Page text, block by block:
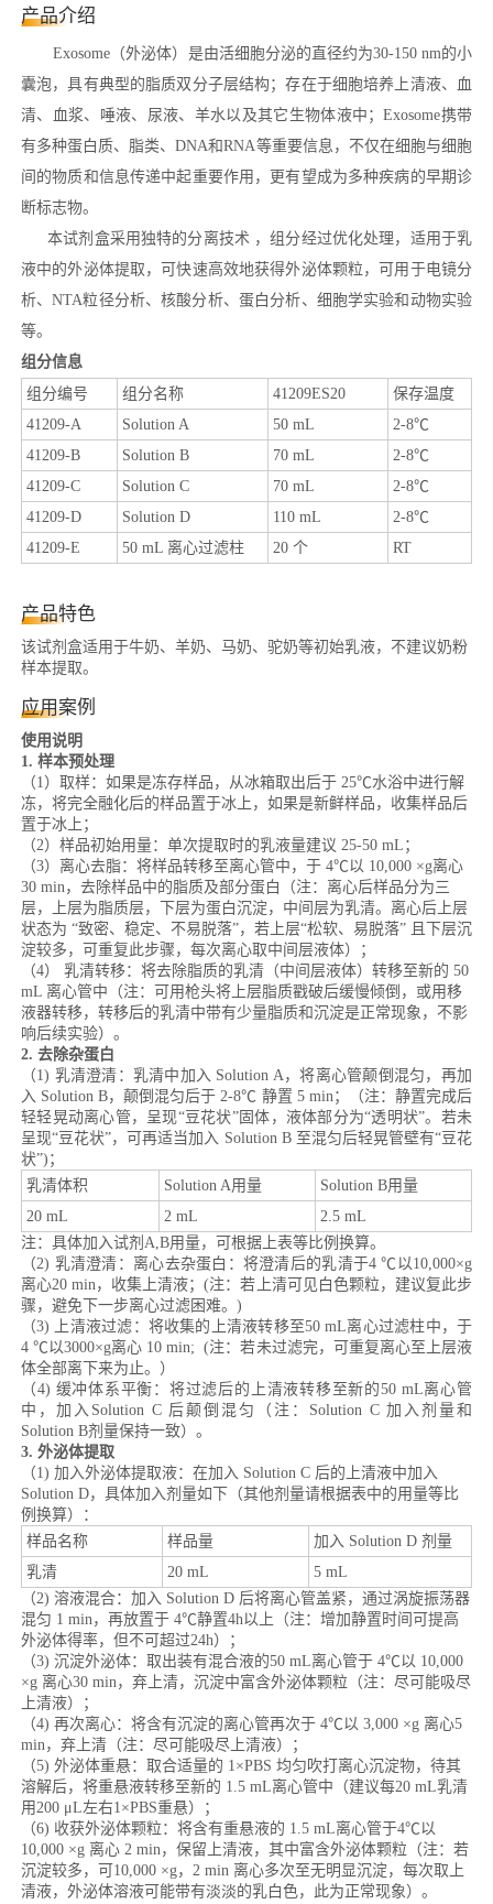
产品介绍
Exosome（外泌体）是由活细胞分泌的直径约为30-150 nm的小
囊泡，具有典型的脂质双分子层结构；存在于细胞培养上清液、血
清、血浆、唾液、尿液、羊水以及其它生物体液中；Exosome携带
有多种蛋白质、脂类、DNA和RNA等重要信息，不仅在细胞与细胞
间的物质和信息传递中起重要作用，更有望成为多种疾病的早期诊
断标志物。
本试剂盒采用独特的分离技术 ，组分经过优化处理，适用于乳
液中的外泌体提取，可快速高效地获得外泌体颗粒，可用于电镜分
析、NTA粒径分析、核酸分析、蛋白分析、细胞学实验和动物实验
等。
组分信息
组分编号
组分名称 41209ES20
保存温度
41209-A
Solution A 50 mL
2-8℃
41209-B
Solution B 70 mL
2-8℃
41209-C
Solution C 70 mL
2-8℃
41209-D
Solution D 110 mL
2-8℃
41209-E
50 mL 离心过滤柱 20 个 RT
产品特色
该试剂盒适用于牛奶、羊奶、马奶、驼奶等初始乳液，不建议奶粉
样本提取。
应用案例
使用说明
1. 样本预处理
（1）取样：如果是冻存样品，从冰箱取出后于 25℃水浴中进行解
冻，将完全融化后的样品置于冰上，如果是新鲜样品，收集样品后
置于冰上；
（2）样品初始用量：单次提取时的乳液量建议 25-50 mL；
（3）离心去脂：将样品转移至离心管中，于 4℃以 10,000 ×g离心
30 min，去除样品中的脂质及部分蛋白（注：离心后样品分为三
层，上层为脂质层，下层为蛋白沉淀，中间层为乳清。离心后上层
状态为 “致密、稳定、不易脱落”，若上层“松软、易脱落” 且下层沉
淀较多，可重复此步骤，每次离心取中间层液体）；
（4） 乳清转移：将去除脂质的乳清（中间层液体）转移至新的 50
mL 离心管中（注：可用枪头将上层脂质戳破后缓慢倾倒，或用移
液器转移，转移后的乳清中带有少量脂质和沉淀是正常现象，不影
响后续实验）。
2. 去除杂蛋白
（1) 乳清澄清：乳清中加入 Solution A，将离心管颠倒混匀，再加
入 Solution B，颠倒混匀后于 2-8℃ 静置 5 min；（注：静置完成后
轻轻晃动离心管，呈现“豆花状”固体，液体部分为“透明状”。若未
呈现“豆花状”，可再适当加入 Solution B 至混匀后轻晃管壁有“豆花
状”)；
乳清体积
Solution A用量
Solution B用量
20 mL
2 mL
2.5 mL
注：具体加入试剂A,B用量，可根据上表等比例换算。
（2) 乳清澄清：离心去杂蛋白：将澄清后的乳清于4 ℃以10,000×g
离心20 min，收集上清液；(注：若上清可见白色颗粒，建议复此步
骤，避免下一步离心过滤困难。)
（3) 上清液过滤：将收集的上清液转移至50 mL离心过滤柱中，于
4 ℃以3000×g离心 10 min; (注：若未过滤完，可重复离心至上层液
体全部离下来为止。）
（4) 缓冲体系平衡：将过滤后的上清液转移至新的50 mL离心管
中，加入Solution C 后颠倒混匀（注：Solution C 加入剂量和
Solution B剂量保持一致）。
3. 外泌体提取
（1) 加入外泌体提取液：在加入 Solution C 后的上清液中加入
Solution D，具体加入剂量如下（其他剂量请根据表中的用量等比
例换算）：
样品名称
样品量
加入 Solution D 剂量
乳清
20 mL
5 mL
（2) 溶液混合：加入 Solution D 后将离心管盖紧，通过涡旋振荡器
混匀 1 min，再放置于 4℃静置4h以上（注：增加静置时间可提高
外泌体得率，但不可超过24h）；
（3) 沉淀外泌体：取出装有混合液的50 mL离心管于 4℃以 10,000
×g 离心30 min，弃上清，沉淀中富含外泌体颗粒（注：尽可能吸尽
上清液）；
（4) 再次离心：将含有沉淀的离心管再次于 4℃以 3,000 ×g 离心5
min，弃上清（注：尽可能吸尽上清液）；
（5) 外泌体重悬：取合适量的 1×PBS 均匀吹打离心沉淀物，待其
溶解后，将重悬液转移至新的 1.5 mL离心管中（建议每20 mL乳清
用200 μL左右1×PBS重悬）；
（6) 收获外泌体颗粒：将含有重悬液的 1.5 mL离心管于4℃以
10,000 ×g 离心 2 min，保留上清液，其中富含外泌体颗粒（注：若
沉淀较多，可10,000 ×g，2 min 离心多次至无明显沉淀，每次取上
清液，外泌体溶液可能带有淡淡的乳白色，此为正常现象）。